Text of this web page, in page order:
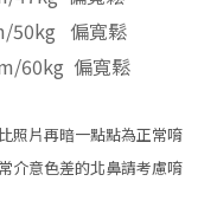
50kg 偏寬鬆
60kg 偏寬鬆
照片再暗一點點為正常唷
介意色差的北鼻請考慮唷